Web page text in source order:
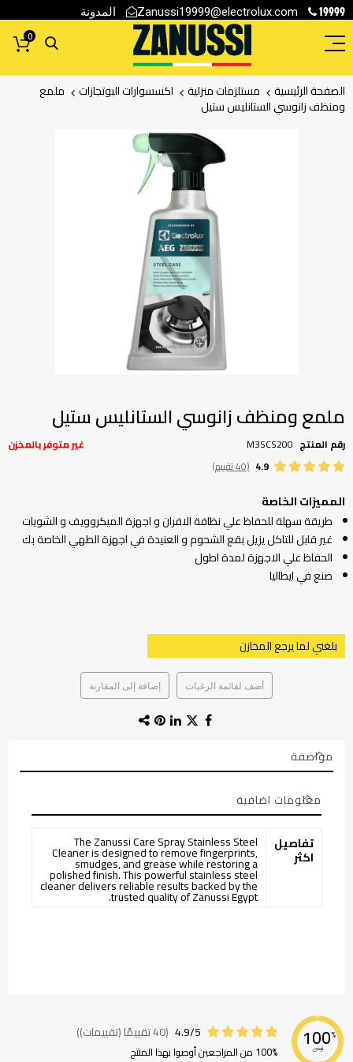
19999
Zanussi19999@electrolux.com المدونة
0
الصفحة الرئيسية مستلزمات منزلية اكسسوارات البوتجازات ملمع
ومنظف زانوسي الستانليس ستيل
بداية
معرض
الصور
ملمع ومنظف زانوسي الستانليس ستيل
غير متوفر بالمخزن رقم المنتج M3SCS200
4.9 (40 تقييم)
المميزات الخاصة
طريقة سهلة للحفاظ علي نظافة الافران و اجهزة الميكروويف و الشويات
غير قابل للتاكل يزيل بقع الشحوم و العنيدة في اجهزة الطهي الخاصة بك
الحفاظ علي الاجهزة لمدة اطول
صنع في ايطاليا
بلغني لما يرجع المخازن
أضف لقائمة الرغبات إضافة إلى المقارنة
مواصفة
معلومات اضافية
اضافية
تفاصيل
اكثر
The Zanussi Care Spray Stainless Steel
Cleaner is designed to remove fingerprints,
smudges, and grease while restoring a
polished finish. This powerful stainless steel
cleaner delivers reliable results backed by the
trusted quality of Zanussi Egypt.
100%
نوصي
4.9/5 (40 تقييمًا (تقييمات))
100% من المراجعين أوصوا بهذا المنتج